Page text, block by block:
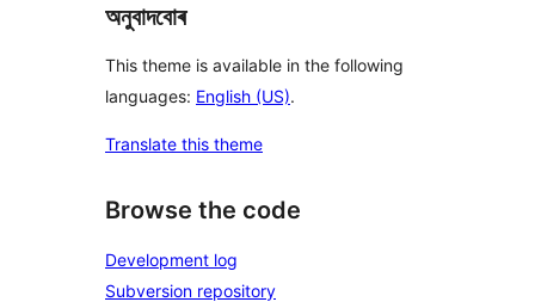
অনুবাদবোৰ
This theme is available in the following
languages: English (US).
Translate this theme
Browse the code
Development log
Subversion repository